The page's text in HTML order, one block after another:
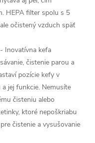
HEPA filter spolu s 5
očistený vzduch späť
Inovatívna kefa
čistenie parou a
pozície kefy v
jej funkcie. Nemusíte
čisteniu alebo
ktoré nepoškriabu
čistenie a vysušovanie